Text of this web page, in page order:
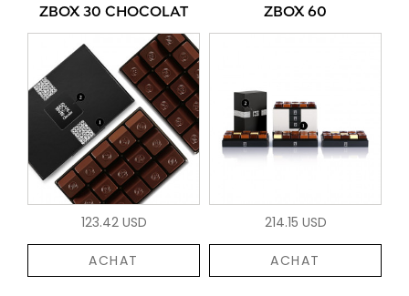
ZBOX 30 CHOCOLAT
123.42 USD
ACHAT
ZBOX 60
214.15 USD
ACHAT